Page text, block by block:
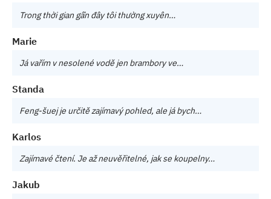
Trong thời gian gần đây tôi thường xuyên…
Marie
Já vařím v nesolené vodě jen brambory ve…
Standa
Feng-šuej je určitě zajímavý pohled, ale já bych…
Karlos
Zajímavé čtení. Je až neuvěřitelné, jak se koupelny…
Jakub